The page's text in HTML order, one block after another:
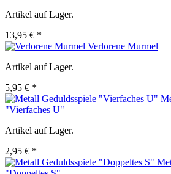
Artikel auf Lager.
13,95 € *
Verlorene Murmel
Artikel auf Lager.
5,95 € *
"Vierfaches U"
Artikel auf Lager.
2,95 € *